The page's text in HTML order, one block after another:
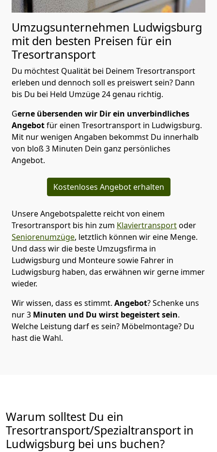
Umzugsunternehmen Ludwigsburg
mit den besten Preisen für ein
Tresortransport
Du möchtest Qualität bei Deinem Tresortransport
erleben und dennoch soll es preiswert sein? Dann
bis Du bei Held Umzüge 24 genau richtig.
Gerne übersenden wir Dir ein unverbindliches
Angebotfür einen Tresortransport in Ludwigsburg.
Mit nur wenigen Angaben bekommst Du innerhalb
von bloß 3 Minuten Dein ganz persönliches
Angebot.
Kostenloses Angebot erhalten
Unsere Angebotspalette reicht von einem
Tresortransport bis hin zum Klaviertransportoder
Seniorenumzüge, letztlich können wir eine Menge.
Und dass wir die beste Umzugsfirma in
Ludwigsburg und Monteure sowie Fahrer in
Ludwigsburg haben, das erwähnen wir gerne immer
wieder.
Wir wissen, dass es stimmt. Angebot? Schenke uns
nur 3 Minuten und Du wirst begeistert sein.
Welche Leistung darf es sein? Möbelmontage? Du
hast die Wahl.
Warum solltest Du ein
Tresortransport/Spezialtransport in
Ludwigsburg bei uns buchen?